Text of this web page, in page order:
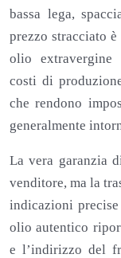
bassa lega,
prezzo stracciato
olio extravergine
costi di
che rendono
generalmente
La vera garanzia
venditore, ma la
indicazioni
olio autentico
e l’indirizzo del